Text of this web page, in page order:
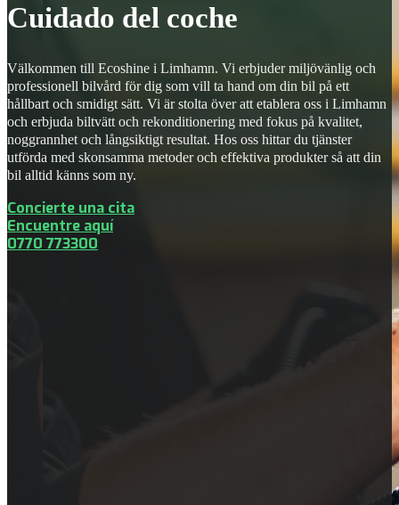
Cuidado del coche
Välkommen till Ecoshine i Limhamn. Vi erbjuder miljövänlig och
professionell bilvård för dig som vill ta hand om din bil på ett
hållbart och smidigt sätt. Vi är stolta över att etablera oss i Limhamn
och erbjuda biltvätt och rekonditionering med fokus på kvalitet,
noggrannhet och långsiktigt resultat. Hos oss hittar du tjänster
utförda med skonsamma metoder och effektiva produkter så att din
bil alltid känns som ny.
Concierte una cita
Encuentre aquí
0770 773300